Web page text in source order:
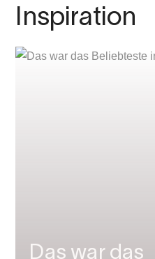
Inspiration
Das war das